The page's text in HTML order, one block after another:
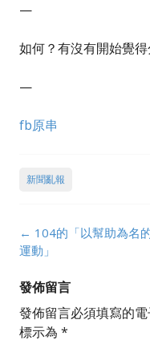
—
如何？有沒有開始覺
—
fb原串
新聞亂報
Post
navigation
← 104的「以幫助為名
運動」
發佈留言
發佈留言必須填寫的電
標示為 *